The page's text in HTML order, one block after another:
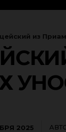
из
2025